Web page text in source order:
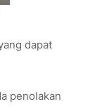
dapat
penolakan